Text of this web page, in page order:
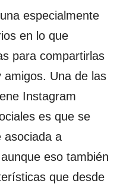
especialmente
en lo que
para compartirlas
Una de las
Instagram
es que se
asociada a
eso también
que desde